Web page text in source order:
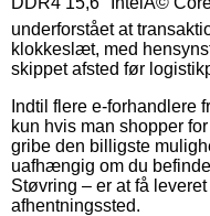
underforstået at
klokkeslæt, med
skippet afsted før
Indtil flere e-forhandlere
kun hvis man shopper
gribe den billigste
uafhængig om du
Støvring – er at få
afhentningssted.